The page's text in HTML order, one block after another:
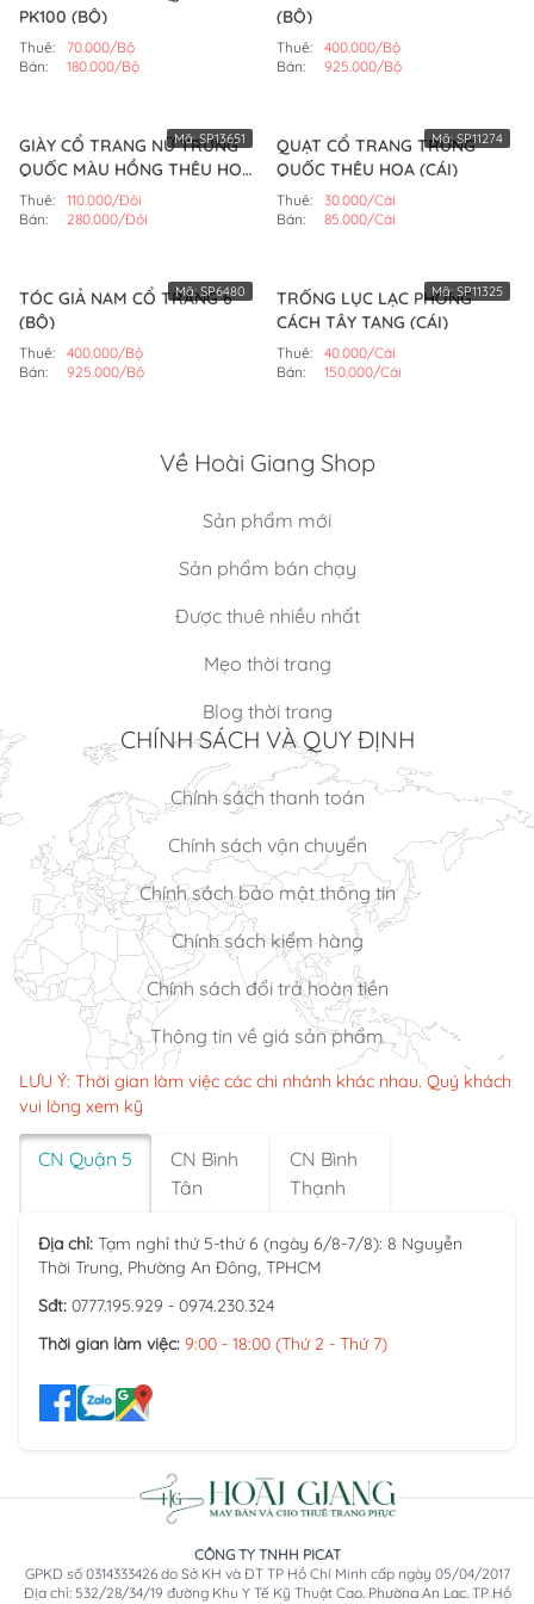
PK100 (BỘ)
Thuê:
70.000/Bộ
Bán:
180.000/Bộ
(BỘ)
Thuê:
400.000/Bộ
Bán:
925.000/Bộ
GIÀY CỔ TRANG NỮ TRUNG
QUỐC MÀU HỒNG THÊU HOA
NHỎ (ĐÔI)
Thuê:
110.000/Đôi
Bán:
280.000/Đôi
Mã:SP13651
QUẠT CỔ TRANG TRUNG
QUỐC THÊU HOA (CÁI)
Thuê:
30.000/Cái
Bán:
85.000/Cái
Mã:SP11274
TÓC GIẢ NAM CỔ TRANG 6
(BỘ)
Thuê:
400.000/Bộ
Bán:
925.000/Bộ
Mã:SP6480
TRỐNG LỤC LẠC PHONG
CÁCH TÂY TẠNG (CÁI)
Thuê:
40.000/Cái
Bán:
150.000/Cái
Mã: SP11325
Về Hoài Giang Shop
Sản phẩm mới
Sản phẩm bán chạy
Được thuê nhiều nhất
Mẹo thời trang
Blog thời trang
CHÍNH SÁCH VÀ QUY ĐỊNH
Chính sách thanh toán
Chính sách vận chuyển
Chính sách bảo mật thông tin
Chính sách kiểm hàng
Chính sách đổi trả hoàn tiền
Thông tin về giá sản phẩm
LƯU Ý: Thời gian làm việc các chi nhánh khác nhau. Quý khách
vui lòng xem kỹ
CN Quận 5
CN Bình
Tân
CN Bình
Thạnh
Địa chỉ: Tạm nghỉ thứ 5-thứ 6 (ngày 6/8-7/8): 8 Nguyễn
Thời Trung, Phường An Đông, TPHCM
Sđt: 0777.195.929 - 0974.230.324
Thời gian làm việc: 9:00 - 18:00 (Thứ 2 - Thứ 7)
CÔNG TY TNHH PICAT
GPKD số 0314333426 do Sở KH và ĐT TP Hồ Chí Minh cấp ngày 05/04/2017
Địa chỉ: 532/28/34/19 đường Khu Y Tế Kỹ Thuật Cao, Phường An Lạc, TP Hồ